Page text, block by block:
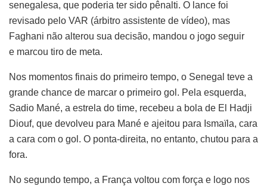
senegalesa, que poderia ter sido pênalti. O lance foi
revisado pelo VAR (árbitro assistente de vídeo), mas
Faghani não alterou sua decisão, mandou o jogo seguir
e marcou tiro de meta.
Nos momentos finais do primeiro tempo, o Senegal teve a
grande chance de marcar o primeiro gol. Pela esquerda,
Sadio Mané, a estrela do time, recebeu a bola de El Hadji
Diouf, que devolveu para Mané e ajeitou para Ismaïla, cara
a cara com o gol. O ponta-direita, no entanto, chutou para a
fora.
No segundo tempo, a França voltou com força e logo nos